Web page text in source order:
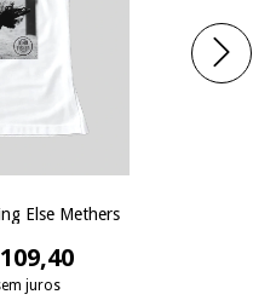
Else Methers
juros